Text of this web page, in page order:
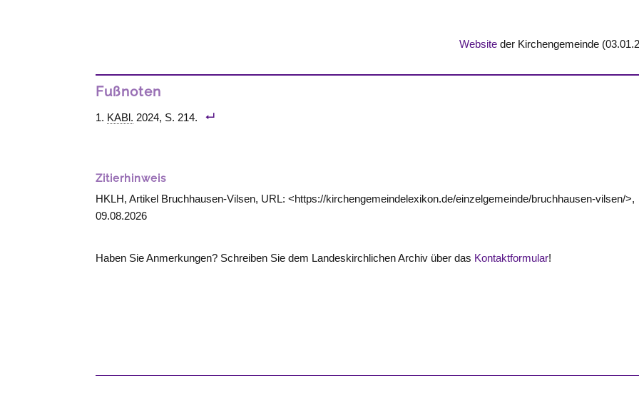
Website der Kirchengemeinde
Fußnoten
KABl. 2024, S. 214.
Zitierhinweis
HKLH, Artikel Bruchhausen-Vilsen, URL: <https://kirchengemeindelexikon.de/einzelgemeinde/bruchhausen-vilsen/>,
09.08.2026
Haben Sie Anmerkungen? Schreiben Sie dem Landeskirchlichen Archiv über das Kontaktformular!